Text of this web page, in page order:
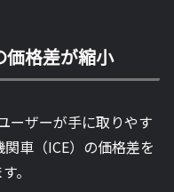
格差が縮小
ーザーが手に取りやす
車（ICE）の価格差を
。